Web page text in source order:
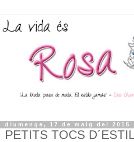
diumenge, 17 de maig del 2015
PETITS TOCS